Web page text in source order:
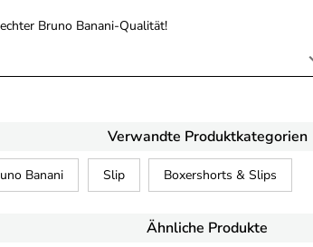
Bruno Banani-Qualität!
Verwandte Produktkategorien
Banani Slip Boxershorts & Slips
Ähnliche Produkte